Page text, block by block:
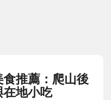
推薦：爬山後
在地小吃